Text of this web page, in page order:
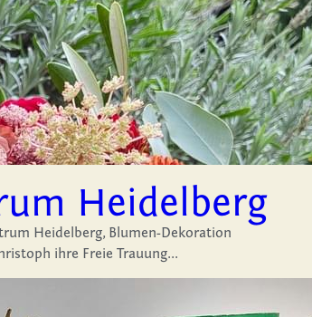
Heidelberg
Heidelberg,